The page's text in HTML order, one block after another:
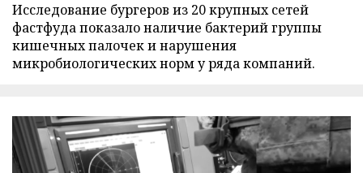
Исследование бургеров из 20 крупных сетей
фастфуда показало наличие бактерий группы
кишечных палочек и нарушения
микробиологических норм у ряда компаний.